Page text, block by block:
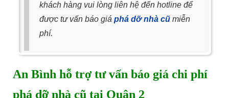
khách hàng vui lòng liên hệ đến hotline để
được tư vấn báo giá phá dỡ nhà cũ miễn
phí.
An Bình hỗ trợ tư vấn báo giá chi phí
phá dỡ nhà cũ tại Quận 2